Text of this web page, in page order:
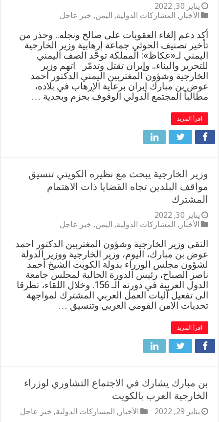
يناير 30, 2022
الأخبار , المشاركات الدولية, اليمن, خبر عاجل
أكد دعم إلغاء العقوبات على صالح ونجله.. وحذر من
تأخير تصنيف الحوثي جماعة إرهابية وزير الخارجية
اليمني لـ«عكاظ»: المملكة توحّد الصف اليمني
للتحرير والبناء.. وإيران تقتل وتدمّر اتهم وزير
الخارجية وشؤون المغتربين اليمني الدكتور أحمد
عوض بن مبارك إيران برعاية الإرهاب في بلاده،
مطالباً المجتمع الدولي الوقوف بحزم وبجدية …
اقرأ المزيد
وزير الخارجية يبحث مع نظيره الكويتي تنسيق
مواقف البلدين تجاه القضايا ذات الاهتمام
المشترك
يناير 30, 2022
الأخبار , المشاركات الدولية, اليمن, خبر عاجل
التقى وزير الخارجية وشؤون المغتربين الدكتور احمد
عوض بن مبارك، اليوم، وزير الخارجية ووزير الدولة
لشؤون مجلس الوزراء بدولة الكويت الشيخ أحمد
ناصر الصباح، رئيس الدورة الحالية لمجلس جامعة
الدول العربية في دورته الـ 156. وخلال اللقاء، تطرقا
الى تفعيل آليات العمل العربي المشترك لمواجهة
تحديات الامن القومي العربي وتنسيق …
اقرأ المزيد
بن مبارك يشارك في الاجتماع التشاوري لوزراء
الخارجية العرب بالكويت
يناير 29, 2022 الأخبار , المشاركات الدولية, خبر عاجل